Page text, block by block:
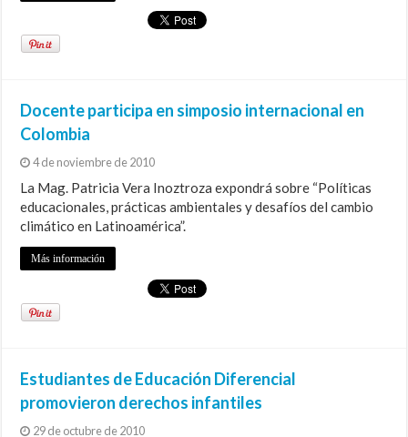
Docente participa en simposio internacional en
Colombia
4 de noviembre de 2010
La Mag. Patricia Vera Inoztroza expondrá sobre “Políticas
educacionales, prácticas ambientales y desafíos del cambio
climático en Latinoamérica”.
Más información
Estudiantes de Educación Diferencial
promovieron derechos infantiles
29 de octubre de 2010